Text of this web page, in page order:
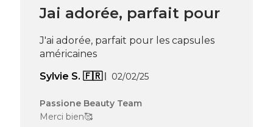
Jai adorée, parfait pour
J'ai adorée, parfait pour les capsules
américaines
Sylvie S. 🇫🇷
Date
publication
02/02/25
Commentaires
Passione Beauty Team
Merci bien🥰